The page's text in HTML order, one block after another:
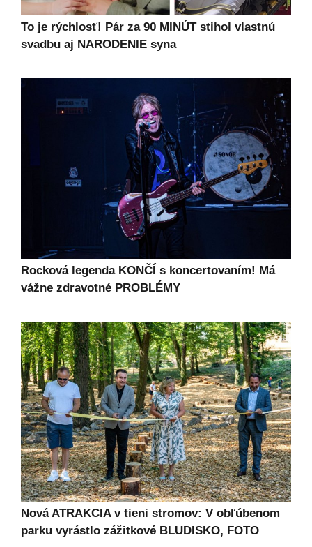
To je rýchlosť! Pár za 90 MINÚT stihol vlastnú
svadbu aj NARODENIE syna
Rocková legenda KONČÍ s koncertovaním! Má
vážne zdravotné PROBLÉMY
Nová ATRAKCIA v tieni stromov: V obľúbenom
parku vyrástlo zážitkové BLUDISKO, FOTO